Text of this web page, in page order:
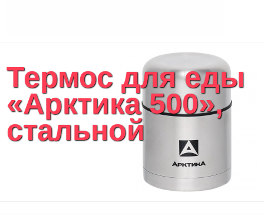
Термос для еды
«Арктика 500»,
стальной